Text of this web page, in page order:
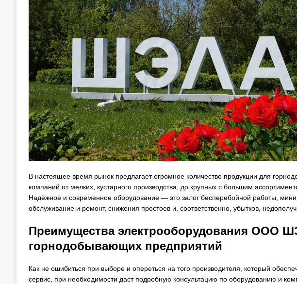
В настоящее время рынок предлагает огромное количество продукции для
компаний от мелких, кустарного производства, до крупных с большим
Надёжное и современное оборудование — это залог бесперебойной работы,
обслуживание и ремонт, снижения простоев и, соответственно, убытков,
Преимущества электрооборудования ООО
горнодобывающих предприятий
Как не ошибиться при выборе и опереться на того производителя, который
сервис, при необходимости даст подробную консультацию по оборудованию и